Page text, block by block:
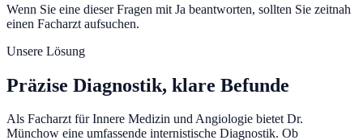
Wenn Sie eine dieser Fragen mit Ja beantworten, sollten Sie zeitnah
einen Facharzt aufsuchen.
Unsere Lösung
Präzise Diagnostik, klare Befunde
Als Facharzt für Innere Medizin und Angiologie bietet Dr.
Münchow eine umfassende internistische Diagnostik. Ob